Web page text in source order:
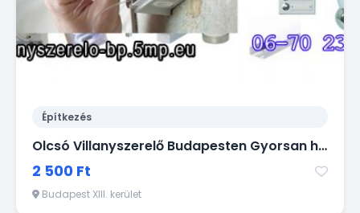
Építkezés
Olcsó Villanyszerelő Budapesten Gyorsan házhoz jön! 06 / 70 2 38 28 18
2 500 Ft
Budapest XIII. kerület